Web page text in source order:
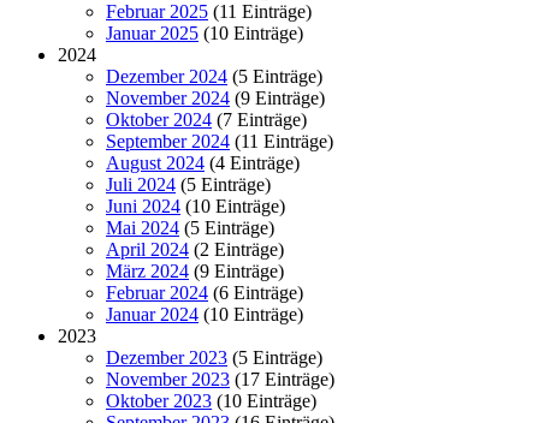
Februar 2025 (11 Einträge)
Januar 2025 (10 Einträge)
2024
Dezember 2024 (5 Einträge)
November 2024 (9 Einträge)
Oktober 2024 (7 Einträge)
September 2024 (11 Einträge)
August 2024 (4 Einträge)
Juli 2024 (5 Einträge)
Juni 2024 (10 Einträge)
Mai 2024 (5 Einträge)
April 2024 (2 Einträge)
März 2024 (9 Einträge)
Februar 2024 (6 Einträge)
Januar 2024 (10 Einträge)
2023
Dezember 2023 (5 Einträge)
November 2023 (17 Einträge)
Oktober 2023 (10 Einträge)